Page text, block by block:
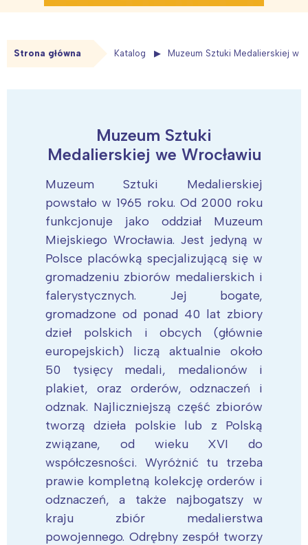
Strona główna Katalog Muzeum Sztuki Medalierskiej we
Muzeum Sztuki
Medalierskiej we Wrocławiu
Muzeum Sztuki Medalierskiej
powstało w 1965 roku. Od 2000 roku
funkcjonuje jako oddział Muzeum
Miejskiego Wrocławia. Jest jedyną w
Polsce placówką specjalizującą się w
gromadzeniu zbiorów medalierskich i
falerystycznych. Jej bogate,
gromadzone od ponad 40 lat zbiory
dzieł polskich i obcych (głównie
europejskich) liczą aktualnie około
50 tysięcy medali, medalionów i
plakiet, oraz orderów, odznaczeń i
odznak. Najliczniejszą część zbiorów
tworzą dzieła polskie lub z Polską
związane, od wieku XVI do
współczesności. Wyróżnić tu trzeba
prawie kompletną kolekcję orderów i
odznaczeń, a także najbogatszy w
kraju zbiór medalierstwa
powojennego. Odrębny zespół tworzy